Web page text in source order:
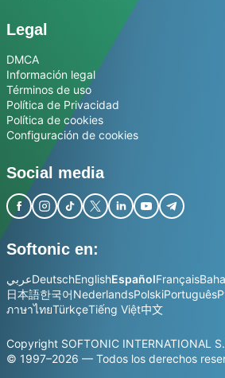
Legal
DMCA
Información legal
Términos de uso
Política de Privacidad
Política de cookies
Configuración de cookies
Social media
Softonic en:
عربيDeutschEnglishEspañolFrançais
日本語한국어NederlandsPolskiPortuguês
ภาษาไทยTürkçeTiếng Việt中文
Copyright SOFTONIC INTERNATIONAL
© 1997–2026 — Todos los derechos